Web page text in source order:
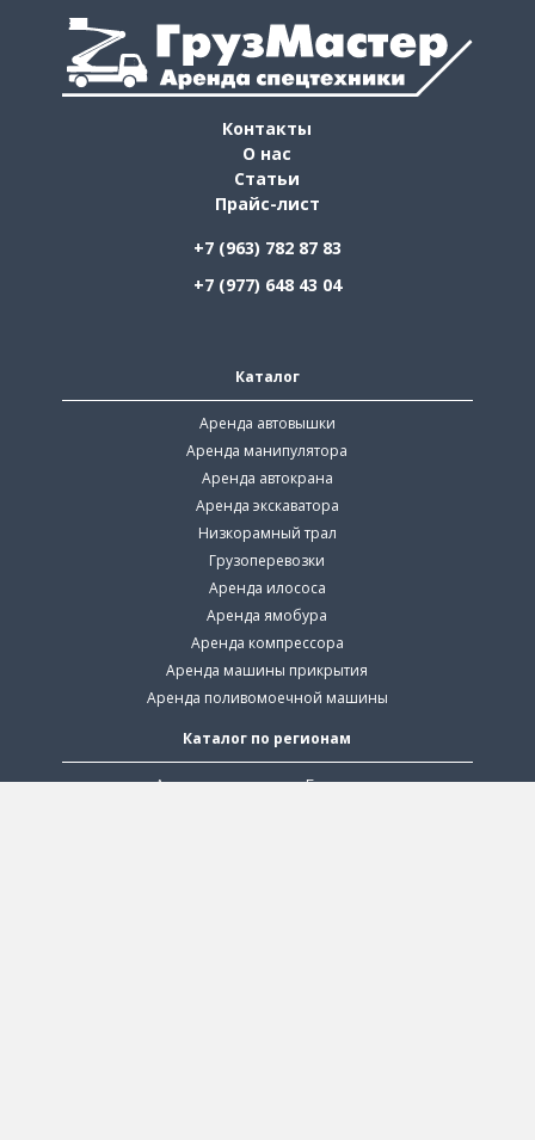
Контакты
О нас
Статьи
Прайс-лист
+7 (963) 782 87 83
+7 (977) 648 43 04
Каталог
Аренда автовышки
Аренда манипулятора
Аренда автокрана
Аренда экскаватора
Низкорамный трал
Грузоперевозки
Аренда илососа
Аренда ямобура
Аренда компрессора
Аренда машины прикрытия
Аренда поливомоечной машины
Каталог по регионам
Аренда автовышки в Балашихе